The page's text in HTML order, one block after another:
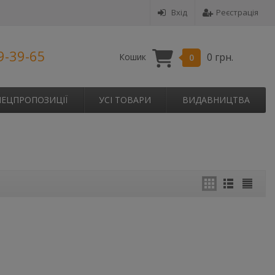
Вхід Реєстрація
39-65 Кошик 0 0 грн.
УСІ ТОВАРИ ВИДАВНИЦТВА